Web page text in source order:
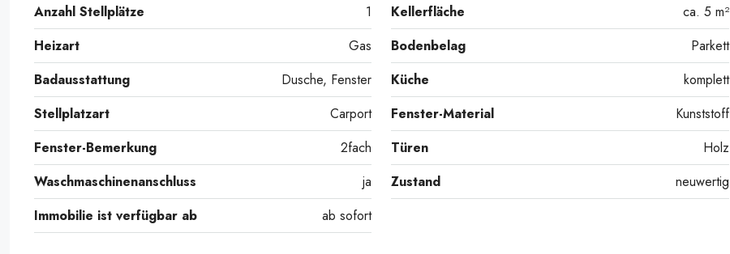
Wohnküche
Anzahl Stellplätze
1 Kellerfläche
ca. 5 m²
Heizart
Gas Bodenbelag
Parkett
Badausstattung
Dusche, Fenster Küche
komplett
Stellplatzart
Carport Fenster-Material
Kunststoff
Fenster-Bemerkung
2fach Türen
Holz
Waschmaschinenanschluss
ja Zustand
neuwertig
Immobilie ist verfügbar ab
ab sofort